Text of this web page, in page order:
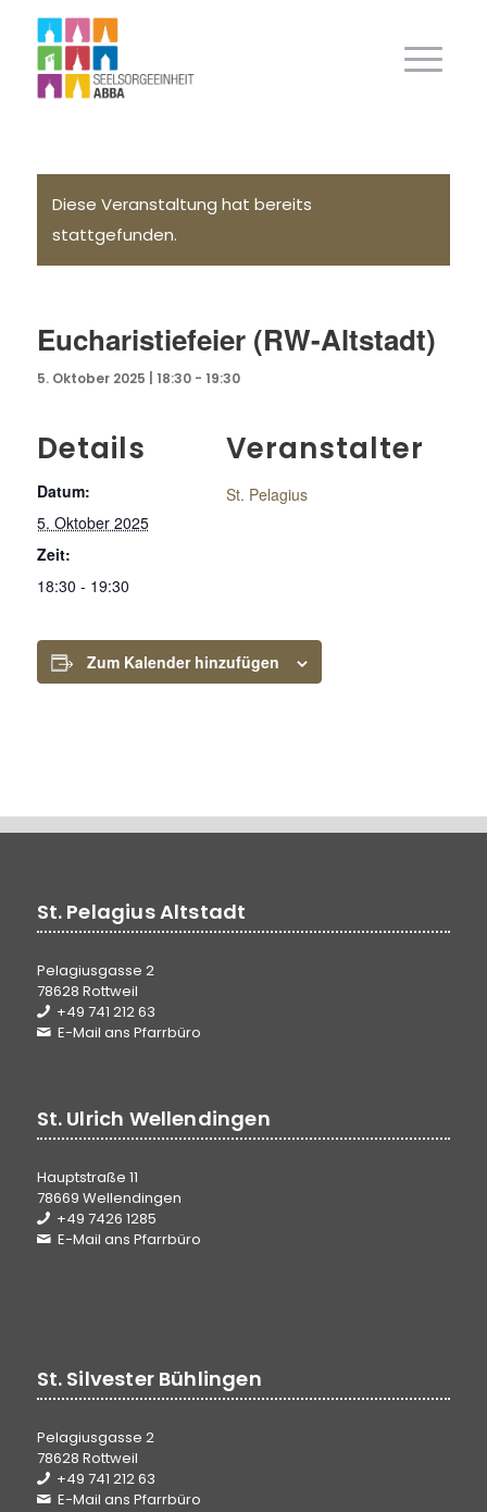
Diese Veranstaltung hat bereits
stattgefunden.
Eucharistiefeier (RW-Altstadt)
5. Oktober 2025 | 18:30- 19:30
Details
Datum:
5. Oktober 2025
Zeit:
18:30 - 19:30
Veranstalter
St. Pelagius
Zum Kalender hinzufügen
St. Pelagius Altstadt
Pelagiusgasse 2
78628 Rottweil
+49 741 212 63
E-Mail ans Pfarrbüro
St. Ulrich Wellendingen
Hauptstraße 11
78669 Wellendingen
+49 7426 1285
E-Mail ans Pfarrbüro
St. Silvester Bühlingen
Pelagiusgasse 2
78628 Rottweil
+49 741 212 63
E-Mail ans Pfarrbüro